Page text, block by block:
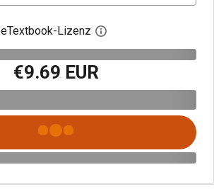
eTextbook-Lizenz Digitalen
€9.69 EUR